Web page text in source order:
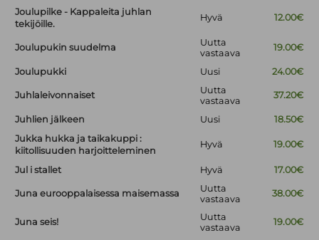
Joulupilke - Kappaleita juhlan
tekijöille.
Hyvä 12.00€
Joulupukin suudelma
Uutta
vastaava
19.00€
Joulupukki Uusi 24.00€
Juhlaleivonnaiset
Uutta
vastaava
37.20€
Juhlien jälkeen Uusi
18.50€
Jukka hukka ja taikakuppi :
kiitollisuuden harjoitteleminen
Hyvä 19.00€
Jul i stallet Hyvä 17.00€
Juna eurooppalaisessa maisemassa
Uutta
vastaava
38.00€
Juna seis!
Uutta
vastaava
19.00€